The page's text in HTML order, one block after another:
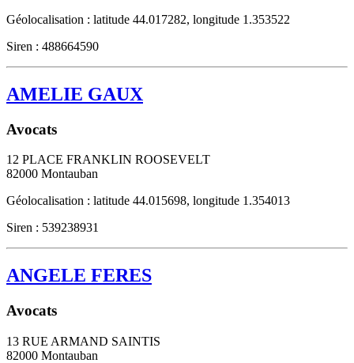
Géolocalisation : latitude 44.017282, longitude 1.353522
Siren : 488664590
AMELIE GAUX
Avocats
12 PLACE FRANKLIN ROOSEVELT
82000 Montauban
Géolocalisation : latitude 44.015698, longitude 1.354013
Siren : 539238931
ANGELE FERES
Avocats
13 RUE ARMAND SAINTIS
82000 Montauban